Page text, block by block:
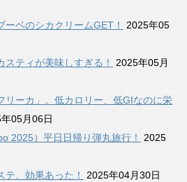
ベのシカクリームGET！
2025年05
スティが美味しすぎる！
2025年05月
リーカ」。低カロリー、低GIなのに栄
05月06日
2025）平日日帰り弾丸旅行！
2025
、効果あった！
2025年04月30日